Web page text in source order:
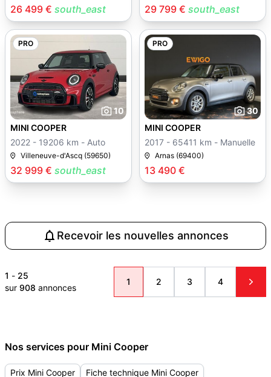
26 499 € south_east 29 799 € south_east
PRO
10
32 999 € south_east
MINI COOPER
2022 - 19206 km - Auto
Villeneuve-d'Ascq (59650)
PRO
30
13 490 €
MINI COOPER
2017 - 65411 km - Manuelle
Arnas (69400)
Recevoir les nouvelles annonces
1 - 25
sur 908 annonces
1 2 3 4
Nos services pour Mini Cooper
Prix Mini Cooper
Fiche technique Mini Cooper